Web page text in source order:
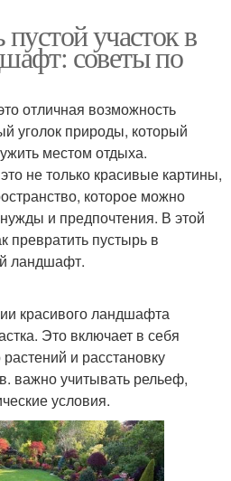
участок в
советы по
отличная возможность
уголок природы, который
местом отдыха.
не только красивые картины,
которое можно
и предпочтения. В этой
превратить пустырь в
ландшафт.
красивого ландшафта
Это включает в себя
и расстановку
важно учитывать рельеф,
условия.